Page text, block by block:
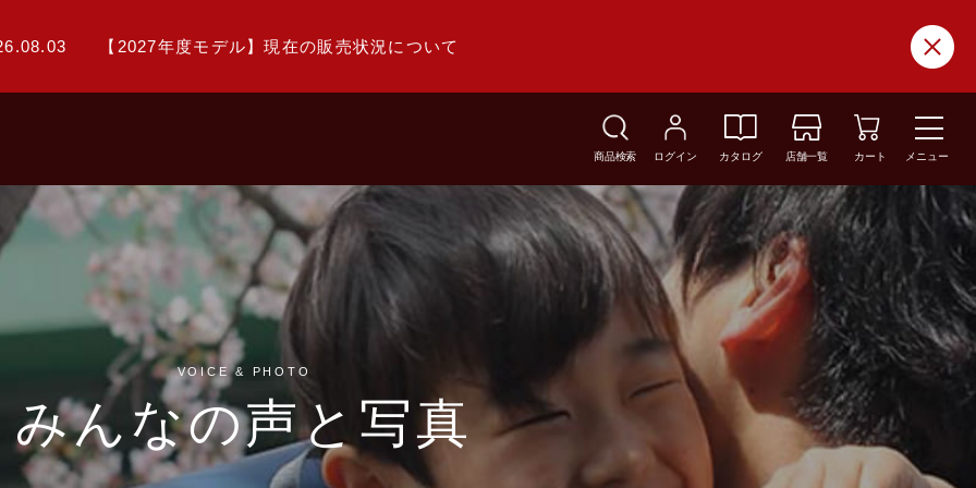
【2027年度モデル】現在の販売状況について
商品検索 ログイン カタログ 店舗一覧 カート メニュー
VOICE & PHOTO
みんなの声と写真